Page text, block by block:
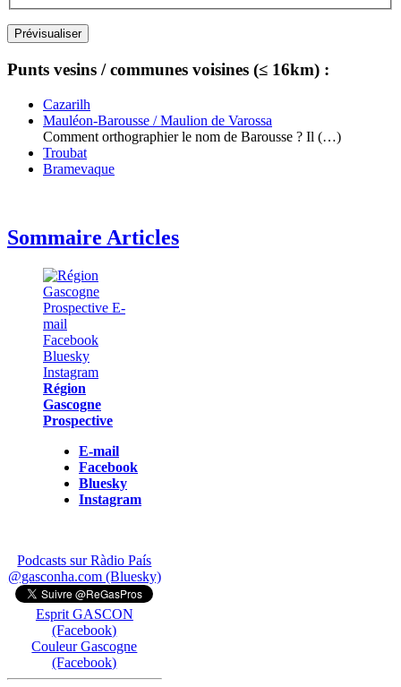
Punts vesins / communes voisines (≤ 16km) :
Cazarilh
Mauléon-Barousse / Maulion de Varossa
Comment orthographier le nom de Barousse ? Il (…)
Troubat
Bramevaque
Sommaire Articles
Région
Gascogne
Prospective
E-mail
Facebook
Bluesky
Instagram
Podcasts sur Ràdio País
@gasconha.com (Bluesky)
Esprit GASCON
(Facebook)
Couleur Gascogne
(Facebook)